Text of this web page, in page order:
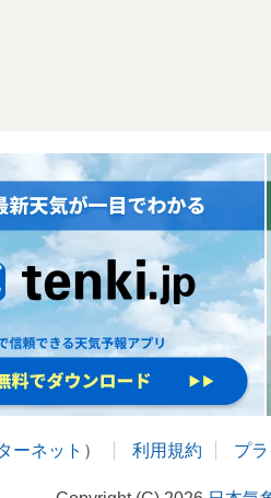
ーネット ） 利用規約 プ